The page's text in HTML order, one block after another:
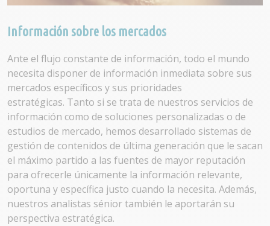
Información sobre los mercados
Ante el flujo constante de información, todo el mundo
necesita disponer de información inmediata sobre sus
mercados específicos y sus prioridades
estratégicas. Tanto si se trata de nuestros servicios de
información como de soluciones personalizadas o de
estudios de mercado, hemos desarrollado sistemas de
gestión de contenidos de última generación que le sacan
el máximo partido a las fuentes de mayor reputación
para ofrecerle únicamente la información relevante,
oportuna y específica justo cuando la necesita. Además,
nuestros analistas sénior también le aportarán su
perspectiva estratégica.